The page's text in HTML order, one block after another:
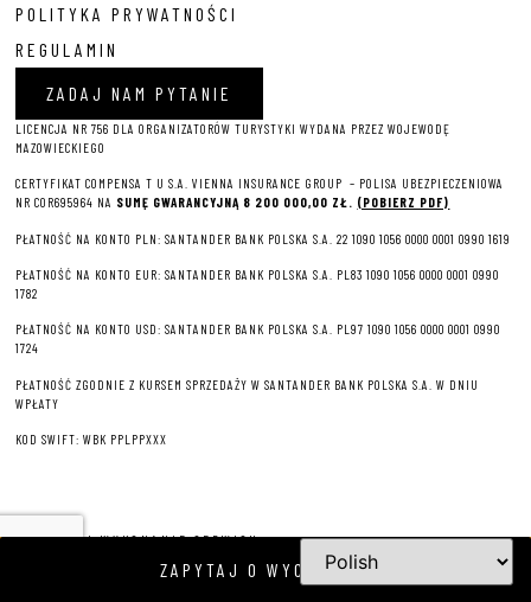
POLITYKA PRYWATNOŚCI
REGULAMIN
ZADAJ NAM PYTANIE
LICENCJA NR 756 DLA ORGANIZATORÓW TURYSTYKI WYDANA PRZEZ WOJEWODĘ
MAZOWIECKIEGO
CERTYFIKAT COMPENSA T U S.A. VIENNA INSURANCE GROUP – POLISA UBEZPIECZENIOWA
NR COR695964 NA SUMĘ GWARANCYJNĄ 8 200 000,00 ZŁ. (POBIERZ PDF)
PŁATNOŚĆ NA KONTO PLN: SANTANDER BANK POLSKA S.A. 22 1090 1056 0000 0001 0990 1619
PŁATNOŚĆ NA KONTO EUR: SANTANDER BANK POLSKA S.A. PL83 1090 1056 0000 0001 0990
1782
PŁATNOŚĆ NA KONTO USD: SANTANDER BANK POLSKA S.A. PL97 1090 1056 0000 0001 0990
1724
PŁATNOŚĆ ZGODNIE Z KURSEM SPRZEDAŻY W SANTANDER BANK POLSKA S.A. W DNIU
WPŁATY
KOD SWIFT: WBK PPLPPXXX
PROJEKT I WYKONANIE SERWISU
ZAPYTAJ O WYCIECZKĘ